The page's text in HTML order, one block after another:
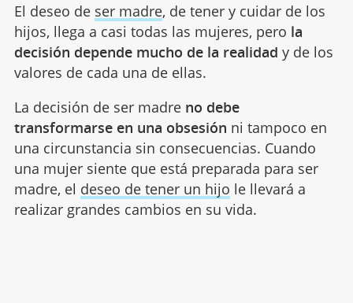
El deseo de ser madre, de tener y cuidar de los
hijos, llega a casi todas las mujeres, pero la
decisión depende mucho de la realidad y de los
valores de cada una de ellas.
La decisión de ser madre no debe
transformarse en una obsesión ni tampoco en
una circunstancia sin consecuencias. Cuando
una mujer siente que está preparada para ser
madre, el deseo de tener un hijo le llevará a
realizar grandes cambios en su vida.